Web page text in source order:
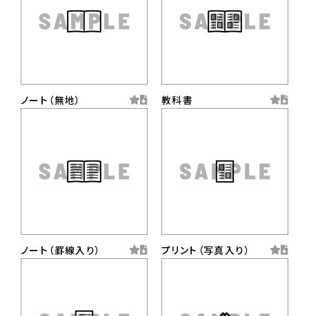
ノート（無地） 教科書
ノート（罫線入り） プリント（写真入り）